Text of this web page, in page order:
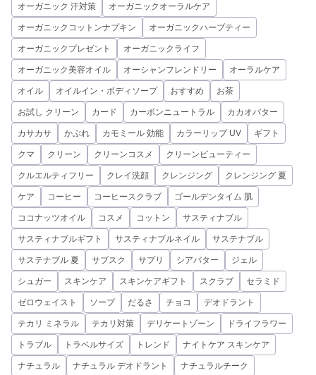
オーガニック 汗対策 オーガニックオーラルケア
オーガニックコットンナプキン オーガニックハーブティー
オーガニックプレゼント オーガニックライフ
オーガニック美容オイル オーシャンフレンドリー オーラルケア
オイル オイルイン・ボディソープ おすすめ お茶
お試し クリーン カード カーボンニュートラル カカオバター
カサカサ かぶれ カモミール 効能 カラーリップ UV ギフト
クマ クリーン クリーンコスメ クリーンビューティー
クルエルティフリー クレイ洗顔 クレンジング クレンジング 夏
ケア コーヒー コーヒースクラブ ゴールデンタイム 肌
ココナッツオイル コスメ コットン サスティナブル
サスティナブルギフト サスティナブルネイル サステナブル
サステナブル 夏 サブスク サプリ シアバター ジェル
シュガー スキンケア スキンケアギフト スクラブ セラミド
ゼロウェイスト ソープ だるさ チョコ デオドラント
テカリ ミネラル テカリ対策 デリケートゾーン ドライフラワー
トラブル トラベルサイズ トレンド ナイトケア スキンケア
ナチュラル ナチュラル デオドラント ナチュラルチーク